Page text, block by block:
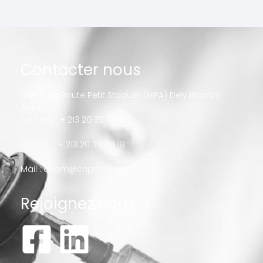
Contacter nous
CNPM, Sis Route Petit Staoueli (NIPA) Dely Ibrahim
Tel / Fax : + 213 20 39 66 16
+ 213 20 39 66 18
Mail :cnpm@cnpm.org.dz
Rejoignez nous